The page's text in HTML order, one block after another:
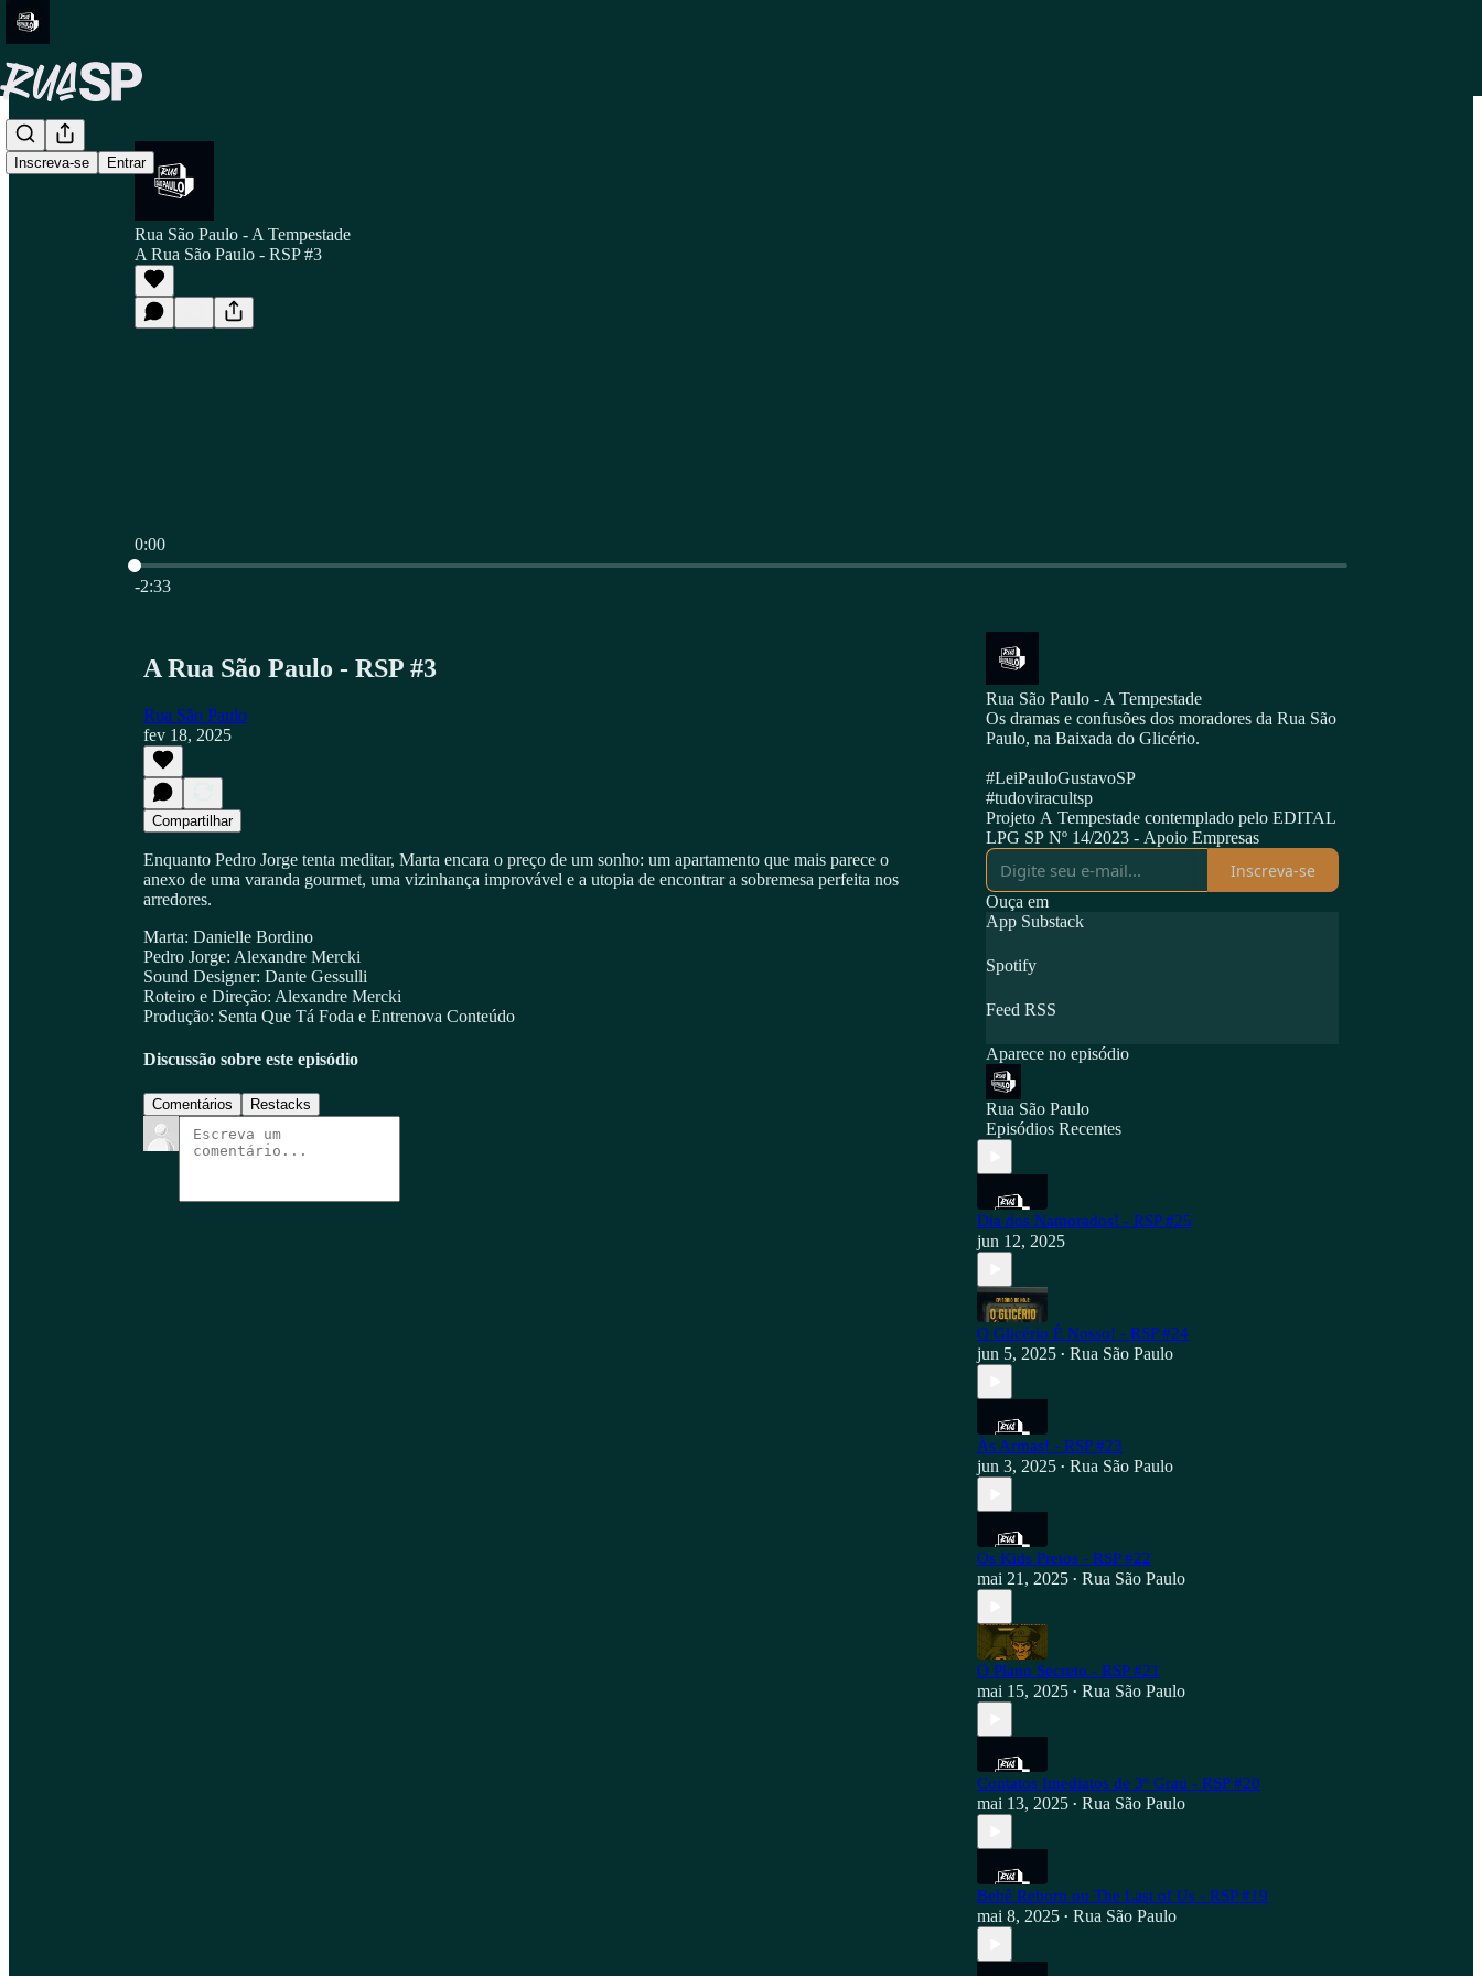
Inscreva-se Entrar
Rua São Paulo - A Tempestade
A Rua São Paulo - RSP #3
0:00
Hora atual: 0:00 / Tempo total: -2:33
-2:33
A Rua São Paulo - RSP #3
Rua São Paulo
fev 18, 2025
Compartilhar
Enquanto Pedro Jorge tenta meditar, Marta encara o preço de um sonho: um apartamento que mais parece o
anexo de uma varanda gourmet, uma vizinhança improvável e a utopia de encontrar a sobremesa perfeita nos
arredores.
Marta: Danielle Bordino
Pedro Jorge: Alexandre Mercki
Sound Designer: Dante Gessulli
Roteiro e Direção: Alexandre Mercki
Produção: Senta Que Tá Foda e Entrenova Conteúdo
Discussão sobre este episódio
Comentários Restacks
Rua São Paulo - A Tempestade
Os dramas e confusões dos moradores da Rua São
Paulo, na Baixada do Glicério.
#LeiPauloGustavoSP
#tudoviracultsp
Projeto A Tempestade contemplado pelo EDITAL
LPG SP Nº 14/2023 - Apoio Empresas
Inscreva-se
Ouça em
App Substack
Spotify
Feed RSS
Aparece no episódio
Rua São Paulo
Episódios Recentes
Dia dos Namorados! - RSP #25
jun 12, 2025
O Glicério É Nosso! - RSP #24
jun 5, 2025 • Rua São Paulo
Às Armas! - RSP #23
jun 3, 2025 • Rua São Paulo
Os Kids Pretos - RSP #22
mai 21, 2025 • Rua São Paulo
O Plano Secreto - RSP #21
mai 15, 2025 • Rua São Paulo
Contatos Imediatos de 3º Grau - RSP #20
mai 13, 2025 • Rua São Paulo
Bebê Reborn ou The Last of Us - RSP #19
mai 8, 2025 • Rua São Paulo